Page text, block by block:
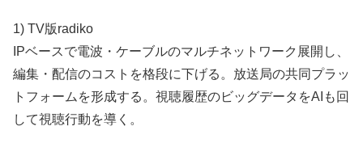
1) TV版radiko
IPベースで電波・ケーブルのマルチネットワーク展開し、
編集・配信のコストを格段に下げる。放送局の共同プラッ
トフォームを形成する。視聴履歴のビッグデータをAIも回
して視聴行動を導く。